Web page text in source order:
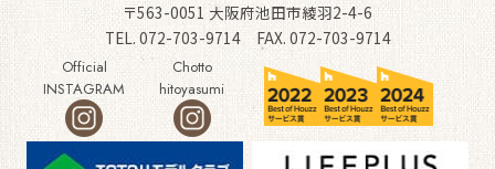
〒563-0051 大阪府池田市綾羽2-4-6
TEL. 072-703-9714 FAX. 072-703-9714
Official
INSTAGRAM
Chotto
hitoyasumi